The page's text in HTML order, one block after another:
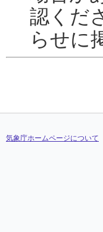
認くだ
らせに
気象庁ホームページについて